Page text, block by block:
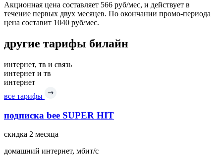
Акционная цена составляет 566 руб/мес, и действует в
течение первых двух месяцев. По окончании промо-периода
цена составит 1040 руб/мес.
другие тарифы билайн
интернет, тв и связь
интернет и тв
интернет
все тарифы
подписка bee SUPER HIT
скидка 2 месяца
домашний интернет, мбит/с